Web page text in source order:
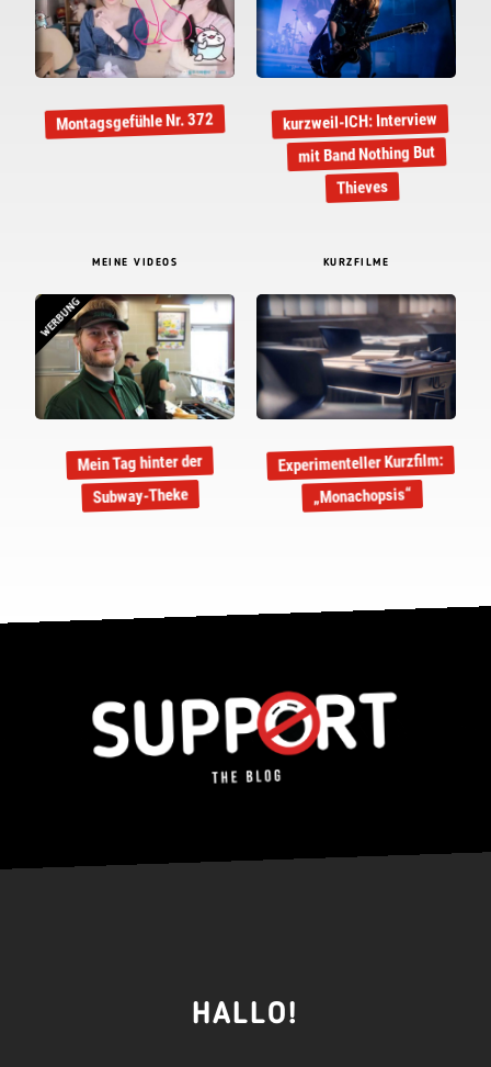
Montagsgefühle Nr. 372 kurzweil-ICH: Interview
mit Band Nothing But
Thieves
MEINE VIDEOS
WERBUNG
Mein Tag hinter der
Subway-Theke
KURZFILME
Experimenteller Kurzfilm:
„Monachopsis“
HALLO!